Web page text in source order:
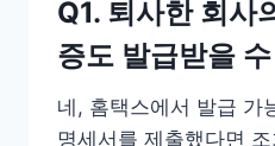
Q1. 퇴사한 회사
증도 발급받을
네, 홈택스에서 발급 가
명세서를 제출했다면